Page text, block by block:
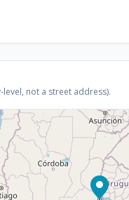
not a street address).